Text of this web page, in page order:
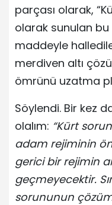
parçası olarak,
olarak sunulan bu
maddeyle
merdiven altı
ömrünü uzatma
Söylendi. Bir kez
olalım: “Kürt
adam rejiminin
gerici bir rejimin
geçmeyecektir.
sorununun